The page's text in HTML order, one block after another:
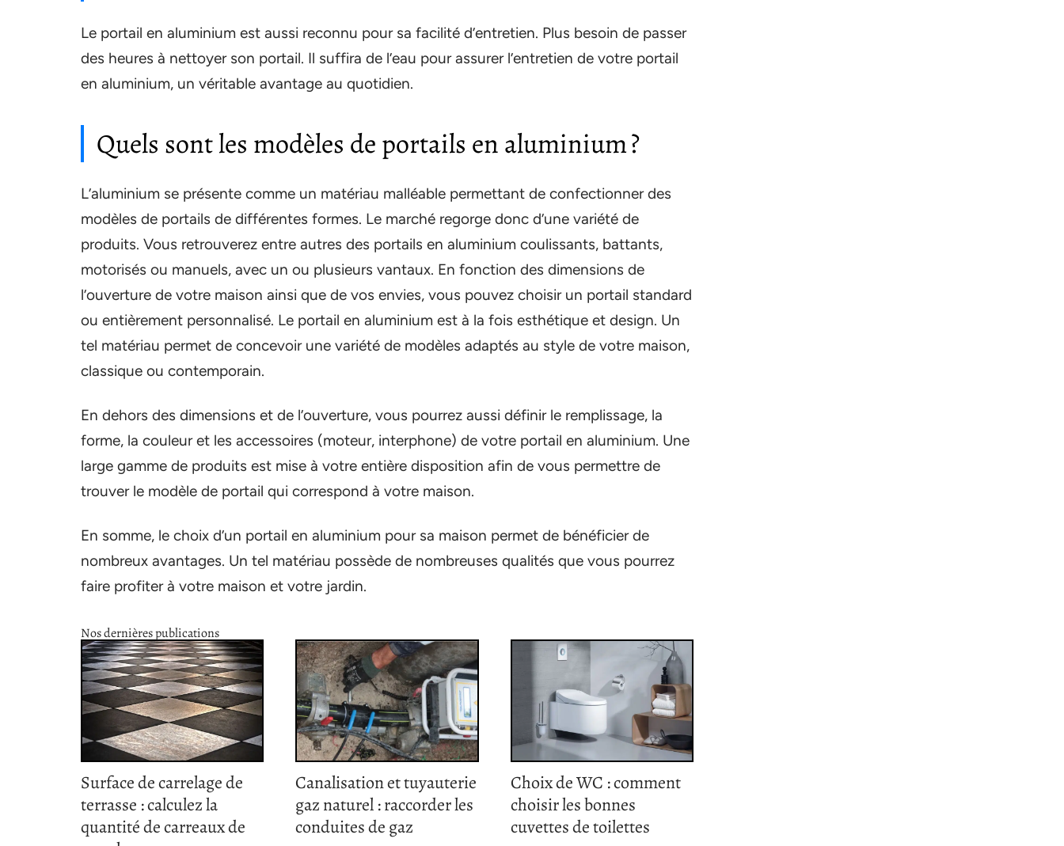
Le portail en aluminium est aussi reconnu pour sa facilité d’entretien. Plus besoin de passer
des heures à nettoyer son portail. Il suffira de l’eau pour assurer l’entretien de votre portail
en aluminium, un véritable avantage au quotidien.
Quels sont les modèles de portails en aluminium ?
L’aluminium se présente comme un matériau malléable permettant de confectionner des
modèles de portails de différentes formes. Le marché regorge donc d’une variété de
produits. Vous retrouverez entre autres des portails en aluminium coulissants, battants,
motorisés ou manuels, avec un ou plusieurs vantaux. En fonction des dimensions de
l’ouverture de votre maison ainsi que de vos envies, vous pouvez choisir un portail standard
ou entièrement personnalisé. Le portail en aluminium est à la fois esthétique et design. Un
tel matériau permet de concevoir une variété de modèles adaptés au style de votre maison,
classique ou contemporain.
En dehors des dimensions et de l’ouverture, vous pourrez aussi définir le remplissage, la
forme, la couleur et les accessoires (moteur, interphone) de votre portail en aluminium. Une
large gamme de produits est mise à votre entière disposition afin de vous permettre de
trouver le modèle de portail qui correspond à votre maison.
En somme, le choix d’un portail en aluminium pour sa maison permet de bénéficier de
nombreux avantages. Un tel matériau possède de nombreuses qualités que vous pourrez
faire profiter à votre maison et votre jardin.
Nos dernières publications
Surface de carrelage de
terrasse : calculez la
quantité de carreaux de
Canalisation et tuyauterie
gaz naturel : raccorder les
conduites de gaz
Choix de WC : comment
choisir les bonnes
cuvettes de toilettes